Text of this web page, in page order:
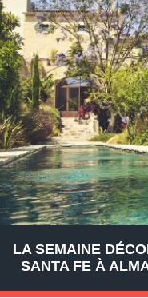
LA SEMAINE
SANTA FE À